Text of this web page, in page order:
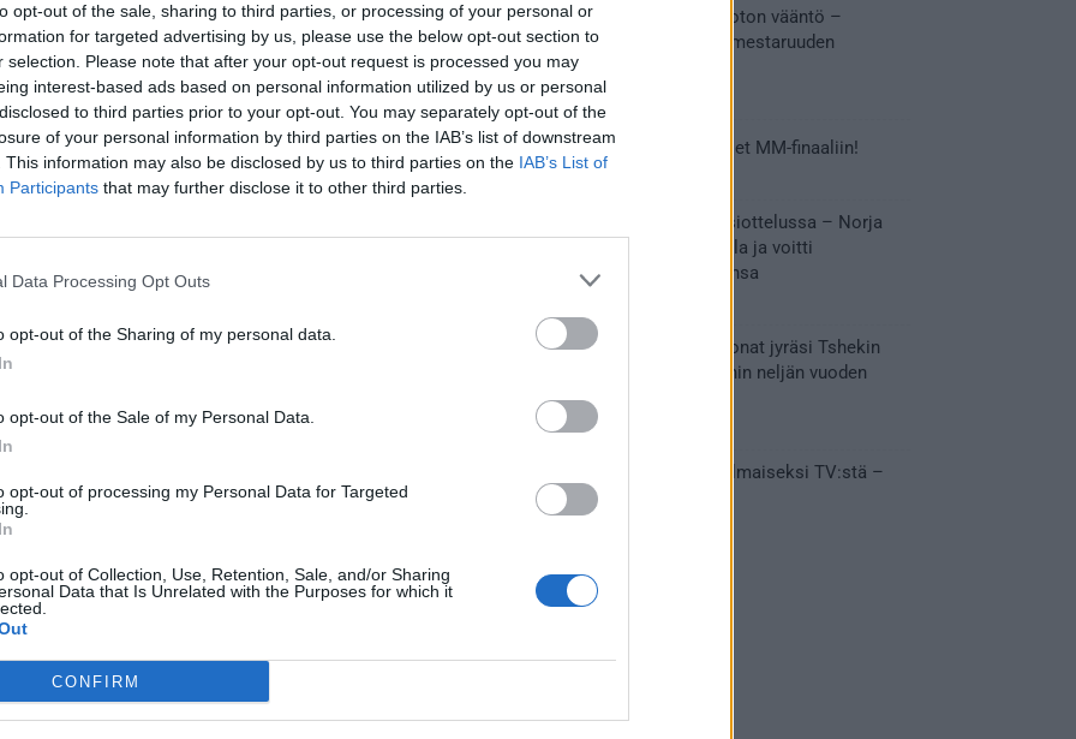
opt-out of the sale, sharing to third parties, or processing of your personal or
for targeted advertising by us, please use the below opt-out section to
selection. Please note that after your opt-out request is processed you may
interest-based ads based on personal information utilized by us or personal
to third parties prior to your opt-out. You may separately opt-out of the
of your personal information by third parties on the IAB’s list of downstream
This information may also be disclosed by us to third parties on the IAB’s List of
Participants that may further disclose it to other third parties.
Data Processing Opt Outs
opt-out of the Sharing of my personal data.
opt-out of the Sale of my Personal Data.
opt-out of processing my Personal Data for Targeted
opt-out of Collection, Use, Retention, Sale, and/or Sharing
Data that Is Unrelated with the Purposes for which it
CONFIRM
tappioputki, joka jatkui lauantaina, kun
oli takana vain minuutin verran, kun
Andreas Wingerlikuitenkin tasoitti komean
että veto lipsahti varsin helposti maalivahti
La Rosenja Malte Strömwallinosumilla kahden
MM-kullasta käytiin armoton vääntö –
Leijonat voitti maailmanmestaruuden
jatkoajalla
31.05.2026 23:27
Tässä Leijonien kentälliset MM-finaaliin!
Huikeaa draamaa pronssiottelussa – Norja
kaatoi Kanadan jatkoajalla ja voitti
ensimmäisen MM-mitalinsa
Vakuuttava esitys – Leijonat jyräsi Tshekin
nurin ja eteni mitalipeleihin neljän vuoden
tauon jälkeen
28.05.2026 19:11
Suomi – Tshekki näkyy ilmaiseksi TV:stä –
näin aukeaa live stream